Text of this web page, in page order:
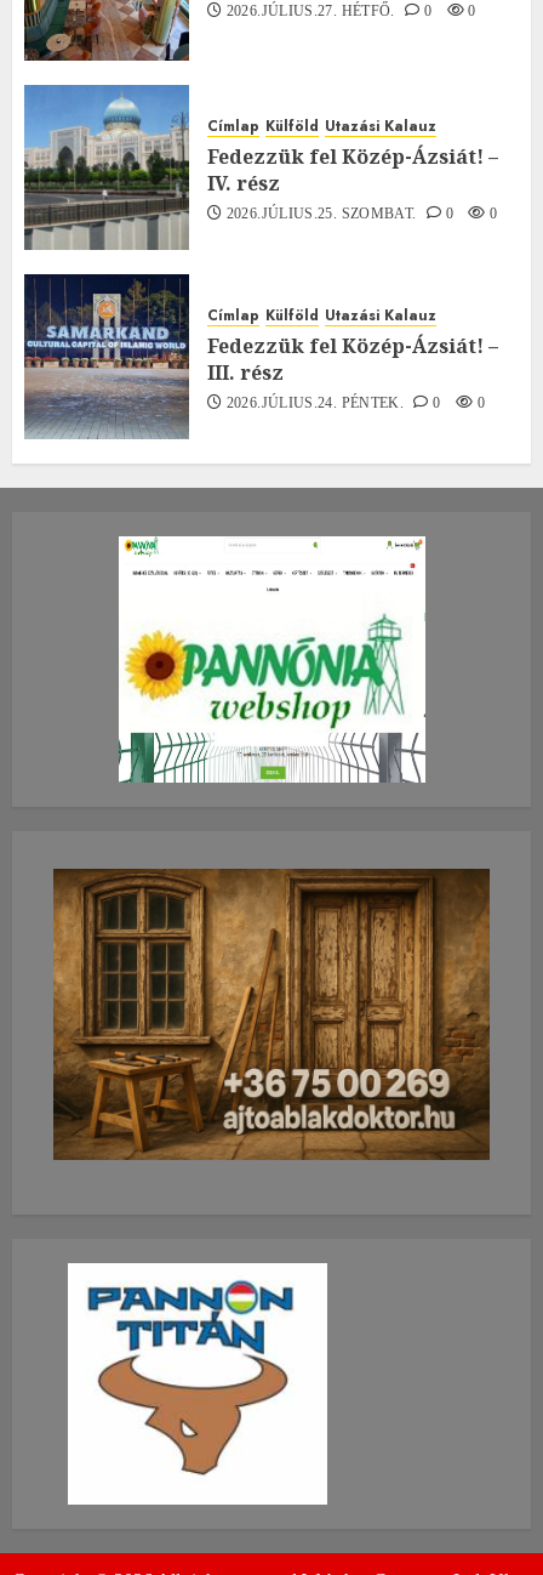
2026.JÚLIUS.27. HÉTFŐ. 0 0
Címlap Külföld Utazási Kalauz
Fedezzük fel Közép-Ázsiát! –
IV. rész
2026.JÚLIUS.25. SZOMBAT. 0 0
Címlap Külföld Utazási Kalauz
Fedezzük fel Közép-Ázsiát! –
III. rész
2026.JÚLIUS.24. PÉNTEK. 0 0